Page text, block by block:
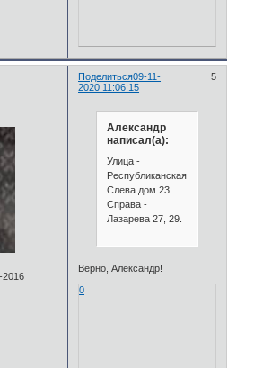
Поделиться 5
09-11-
2020 11:06:15
2016
Александр
написал(а):
Улица -
Республиканская.
Слева дом 23.
Справа -
Лазарева 27, 29.
Верно, Александр!
0